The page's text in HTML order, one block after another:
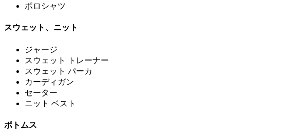
ポロシャツ
スウェット、ニット
ジャージ
スウェット トレーナー
スウェット パーカ
カーディガン
セーター
ニット ベスト
ボトムス